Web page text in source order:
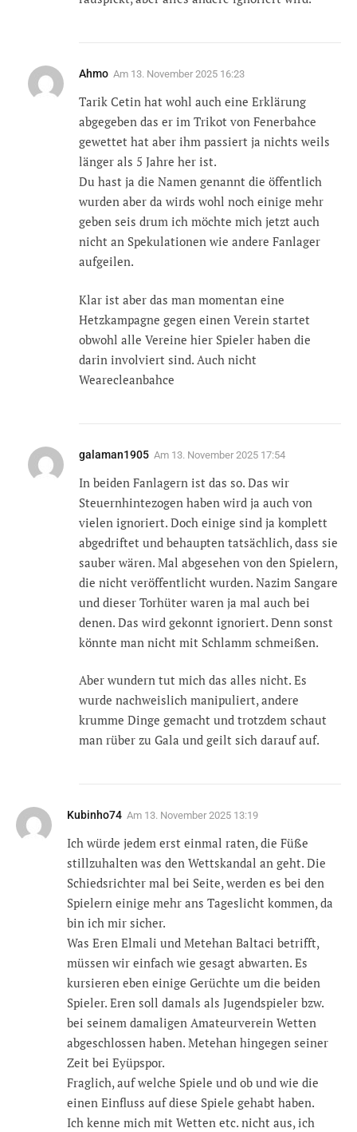
Ahmo Am 13. November 2025 16:23
Tarik Cetin hat wohl auch eine Erklärung
abgegeben das er im Trikot von Fenerbahce
gewettet hat aber ihm passiert ja nichts weils
länger als 5 Jahre her ist.
Du hast ja die Namen genannt die öffentlich
wurden aber da wirds wohl noch einige mehr
geben seis drum ich möchte mich jetzt auch
nicht an Spekulationen wie andere Fanlager
aufgeilen.
Klar ist aber das man momentan eine
Hetzkampagne gegen einen Verein startet
obwohl alle Vereine hier Spieler haben die
darin involviert sind. Auch nicht
Wearecleanbahce
galaman1905 Am 13. November 2025 17:54
In beiden Fanlagern ist das so. Das wir
Steuernhintezogen haben wird ja auch von
vielen ignoriert. Doch einige sind ja komplett
abgedriftet und behaupten tatsächlich, dass sie
sauber wären. Mal abgesehen von den Spielern,
die nicht veröffentlicht wurden. Nazim Sangare
und dieser Torhüter waren ja mal auch bei
denen. Das wird gekonnt ignoriert. Denn sonst
könnte man nicht mit Schlamm schmeißen.
Aber wundern tut mich das alles nicht. Es
wurde nachweislich manipuliert, andere
krumme Dinge gemacht und trotzdem schaut
man rüber zu Gala und geilt sich darauf auf.
Kubinho74 Am 13. November 2025 13:19
Ich würde jedem erst einmal raten, die Füße
stillzuhalten was den Wettskandal an geht. Die
Schiedsrichter mal bei Seite, werden es bei den
Spielern einige mehr ans Tageslicht kommen, da
bin ich mir sicher.
Was Eren Elmali und Metehan Baltaci betrifft,
müssen wir einfach wie gesagt abwarten. Es
kursieren eben einige Gerüchte um die beiden
Spieler. Eren soll damals als Jugendspieler bzw.
bei seinem damaligen Amateurverein Wetten
abgeschlossen haben. Metehan hingegen seiner
Zeit bei Eyüpspor.
Fraglich, auf welche Spiele und ob und wie die
einen Einfluss auf diese Spiele gehabt haben.
Ich kenne mich mit Wetten etc. nicht aus, ich